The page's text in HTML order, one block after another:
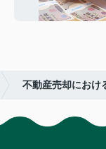
不動産売却におけ